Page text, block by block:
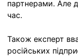
партнерами. Але
час.
Також експерт
російських